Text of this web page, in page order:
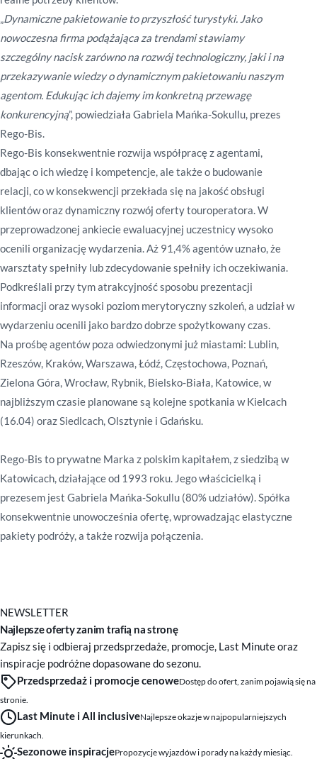
„Dynamiczne pakietowanie to przyszłość turystyki. Jako
nowoczesna firma podążająca za trendami stawiamy
szczególny nacisk zarówno na rozwój technologiczny, jaki i na
przekazywanie wiedzy o dynamicznym pakietowaniu naszym
agentom. Edukując ich dajemy im konkretną przewagę
konkurencyjną”, powiedziała Gabriela Mańka-Sokullu, prezes
Rego-Bis.
Rego-Bis konsekwentnie rozwija współpracę z agentami,
dbając o ich wiedzę i kompetencje, ale także o budowanie
relacji, co w konsekwencji przekłada się na jakość obsługi
klientów oraz dynamiczny rozwój oferty touroperatora.W
przeprowadzonej ankiecie ewaluacyjnej uczestnicy wysoko
ocenili organizację wydarzenia. Aż 91,4% agentów uznało, że
warsztaty spełniły lub zdecydowanie spełniły ich oczekiwania.
Podkreślali przy tym atrakcyjność sposobu prezentacji
informacji oraz wysoki poziom merytoryczny szkoleń, a udział w
wydarzeniu ocenili jako bardzo dobrze spożytkowany czas.
Na prośbę agentów poza odwiedzonymi już miastami: Lublin,
Rzeszów, Kraków, Warszawa, Łódź, Częstochowa, Poznań,
Zielona Góra, Wrocław, Rybnik, Bielsko-Biała, Katowice, w
najbliższym czasie planowane są kolejne spotkania w Kielcach
(16.04) oraz Siedlcach, Olsztynie i Gdańsku.
Rego-Bis to prywatne Marka z polskim kapitałem, z siedzibą w
Katowicach, działające od 1993 roku. Jego właścicielką i
prezesem jest Gabriela Mańka-Sokullu (80% udziałów). Spółka
konsekwentnie unowocześnia ofertę, wprowadzając elastyczne
pakiety podróży, a także rozwija połączenia.
NEWSLETTER
Najlepsze oferty zanim trafią na stronę
Zapisz się i odbieraj przedsprzedaże, promocje, Last Minute oraz
inspiracje podróżne dopasowane do sezonu.
Przedsprzedaż i promocje cenoweDostęp do ofert, zanim pojawią się na
stronie.
Last Minute i All inclusiveNajlepsze okazje w najpopularniejszych
kierunkach.
Sezonowe inspiracjePropozycje wyjazdów i porady na każdy miesiąc.